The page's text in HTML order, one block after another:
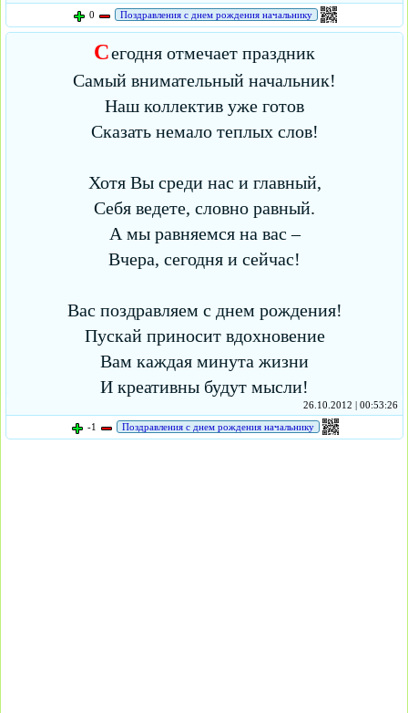
0
Поздравления с днем рождения начальнику
Сегодня отмечает праздник
Самый внимательный начальник!
Наш коллектив уже готов
Сказать немало теплых слов!
Хотя Вы среди нас и главный,
Себя ведете, словно равный.
А мы равняемся на вас –
Вчера, сегодня и сейчас!
Вас поздравляем с днем рождения!
Пускай приносит вдохновение
Вам каждая минута жизни
И креативны будут мысли!
26.10.2012 | 00:53:26
-1
Поздравления с днем рождения начальнику